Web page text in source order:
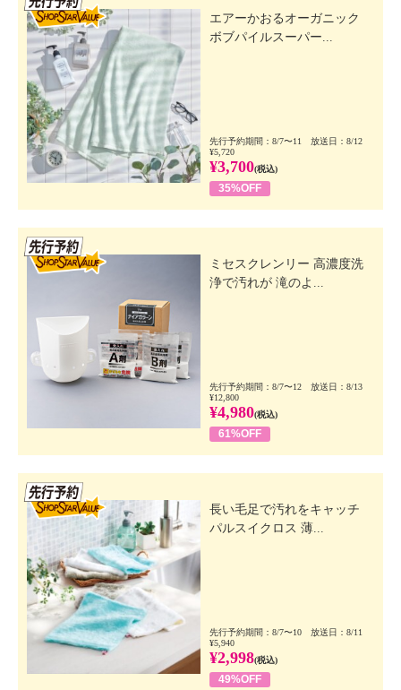
エアーかおるオーガニック
ボブパイルスーパー...
先行予約期間：8/7〜11 放送日：8/12
¥5,720
¥3,700(税込)
35%OFF
ミセスクレンリー 高濃度洗
浄で汚れが 滝のよ...
先行予約期間：8/7〜12 放送日：8/13
¥12,800
¥4,980(税込)
61%OFF
長い毛足で汚れをキャッチ
パルスイクロス 薄...
先行予約期間：8/7〜10 放送日：8/11
¥5,940
¥2,998(税込)
49%OFF